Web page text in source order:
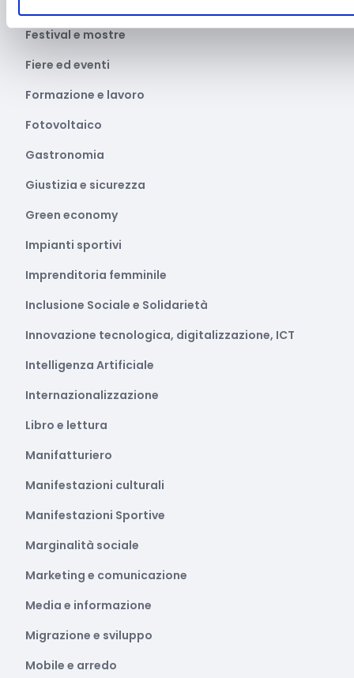
Festival e mostre
Fiere ed eventi
Formazione e lavoro
Fotovoltaico
Gastronomia
Giustizia e sicurezza
Green economy
Impianti sportivi
Imprenditoria femminile
Inclusione Sociale e Solidarietà
Innovazione tecnologica, digitalizzazione, ICT
Intelligenza Artificiale
Internazionalizzazione
Libro e lettura
Manifatturiero
Manifestazioni culturali
Manifestazioni Sportive
Marginalità sociale
Marketing e comunicazione
Media e informazione
Migrazione e sviluppo
Mobile e arredo